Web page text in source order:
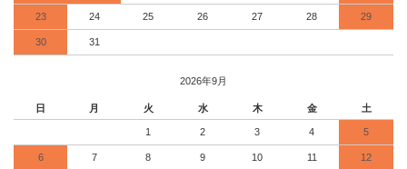
23 24 25 26 27 28 29
30 31
2026年9月
日 月 火 水 木 金 土
1 2 3 4 5
6 7 8 9 10 11 12